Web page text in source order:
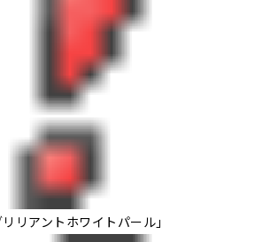
リアントホワイトパール」